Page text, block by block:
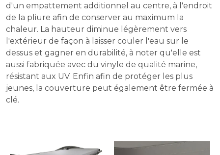
d'un empattement additionnel au centre, à l'endroit
de la pliure afin de conserver au maximum la
chaleur. La hauteur diminue légèrement vers
l'extérieur de façon à laisser couler l'eau sur le
dessus et gagner en durabilité, à noter qu'elle est
aussi fabriquée avec du vinyle de qualité marine,
résistant aux UV. Enfin afin de protéger les plus
jeunes, la couverture peut également être fermée à
clé.